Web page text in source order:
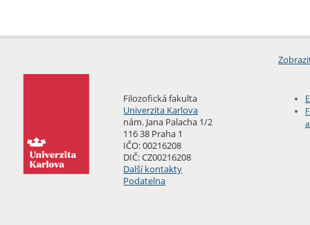
Filozofická fakulta
Univerzita Karlova
nám. Jana Palacha 1/2
116 38 Praha 1
IČO: 00216208
DIČ: CZ00216208
Další kontakty
Podatelna